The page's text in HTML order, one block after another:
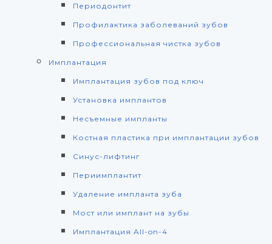
Периодонтит
Профилактика заболеваний зубов
Профессиональная чистка зубов
Имплантация
Имплантация зубов под ключ
Установка имплантов
Несъемные импланты
Костная пластика при имплантации зубов
Синус-лифтинг
Периимплантит
Удаление импланта зуба
Мост или имплант на зубы
Имплантация All-on-4